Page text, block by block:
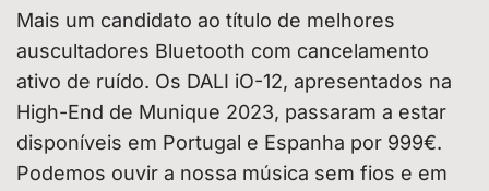
Mais um candidato ao título de melhores
auscultadores Bluetooth com cancelamento
ativo de ruído. Os DALI iO-12, apresentados na
High-End de Munique 2023, passaram a estar
disponíveis em Portugal e Espanha por 999€.
Podemos ouvir a nossa música sem fios e em